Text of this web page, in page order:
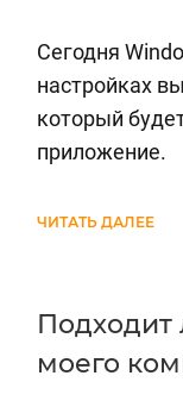
Сегодня
настройках
который
приложение.
ЧИТАТЬ ДАЛЕЕ
Подходит
моего